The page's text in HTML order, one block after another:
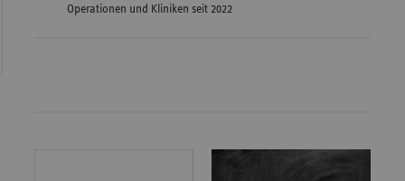
Operationen und Kliniken seit 2022